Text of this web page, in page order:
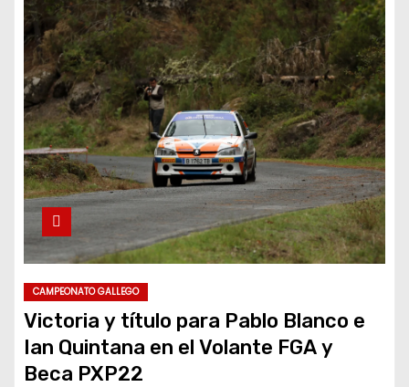
CAMPEONATO GALLEGO
Victoria y título para Pablo Blanco e
Ian Quintana en el Volante FGA y
Beca PXP22